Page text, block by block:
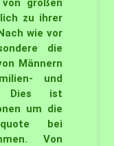
großen
zu ihrer
wie vor
die
Männern
und
Dies ist
um die
bei
Von